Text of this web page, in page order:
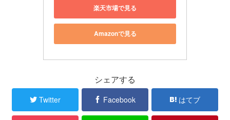
楽天市場で見る
Amazonで見る
シェアする
Twitter Facebook はてブ